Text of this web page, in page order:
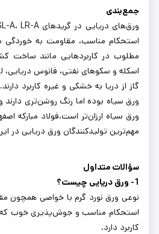
جمع‌بندی
استحکام مناسب، مقاومت به
مطلوب در کاربردهایی مانند ساخت
اسکله و سکوهای نفتی، فانوس دریایی،
گاز از دریا به خشکی و غیره کاربرد
ورق سیاه بوده اما رنگ روشن‌تری دارند
ورق سیاه ارزان‌تر است.فولاد مبارکه
مهم‌ترین تولیدکنندگان ورق دریایی در
سؤالات متداول
1- ورق دریایی چیست؟
نوعی ورق نورد گرم با خواصی همچون
استحکام مناسب و جوش‌پذیری خوب
کاربرد دارد.